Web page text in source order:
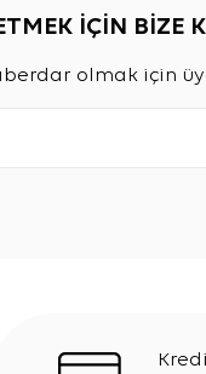
İÇİN BİZE
olmak için